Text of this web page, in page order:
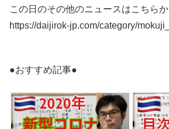
この日のその他のニュースはこちら
https://daijirok-jp.com/category/
●おすすめ記事●